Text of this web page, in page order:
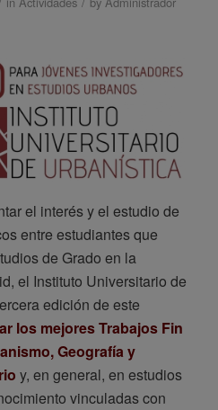
el interés y el estudio de
entre estudiantes que
de Grado en la
el Instituto Universitario de
edición de este
los mejores Trabajos Fin
Geografía y
y, en general, en estudios
vinculadas con